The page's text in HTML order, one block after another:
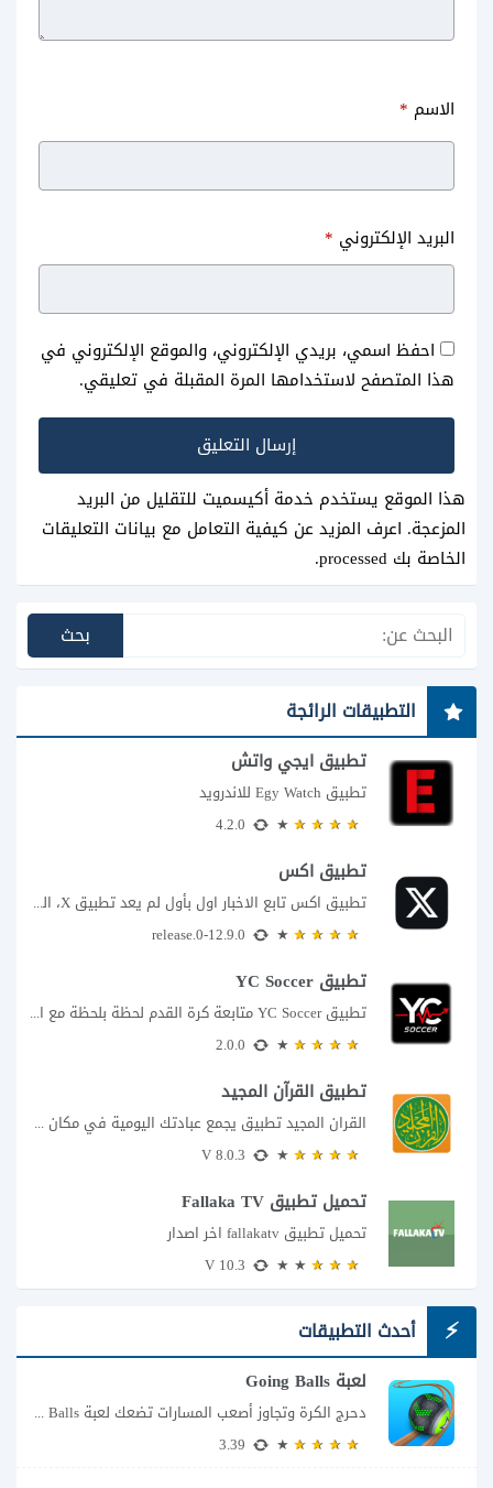
الاسم *
البريد الإلكتروني *
احفظ اسمي، بريدي الإلكتروني، والموقع الإلكتروني في
هذا المتصفح لاستخدامها المرة المقبلة في تعليقي.
هذا الموقع يستخدم خدمة أكيسميت للتقليل من البريد
المزعجة. اعرف المزيد عن كيفية التعامل مع بيانات التعليقات
الخاصة بك processed
.
التطبيقات الرائجة
تطبيق ايجي واتش
تطبيق Egy Watch للاندرويد
تطبيق اكس
تطبيق اكس تابع الاخبار اول بأول لم يعد تطبيق X، المعروف سابقا باسم تويتر،...
تطبيق YC Soccer
تطبيق YC Soccer متابعة كرة القدم لحظة بلحظة مع اقتراب مباراة مصر والأرجنتين في...
تطبيق القرآن المجيد
القران المجيد تطبيق يجمع عبادتك اليومية في مكان واحد إذا كنت تبحث عن تطبيق...
تحميل تطبيق Fallaka TV
تحميل تطبيق fallakatv اخر اصدار
أحدث التطبيقات
لعبة Going Balls
دحرج الكرة وتجاوز أصعب المسارات تضعك لعبة Going Balls للأندرويد أمام تحدٍ يبدو بسيطًا...